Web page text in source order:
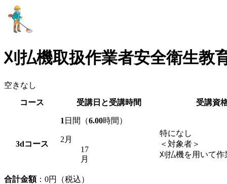
刈払機取扱作業者安全衛生教
空きなし
コース
受講日と受講時間 受講資
3dコース
1 日間（6.00時間）
2月
17
月
特になし
＜対象者＞
刈払機を用いて作
合計金額： 0円（税込）